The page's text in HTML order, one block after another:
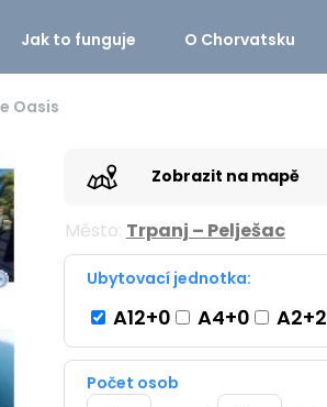
Jak to funguje O Chorvatsku
Oasis
Zobrazit na mapě
Město: Trpanj – Pelješac
Ubytovací jednotka:
A12+0 A4+0 A2+2
Počet osob